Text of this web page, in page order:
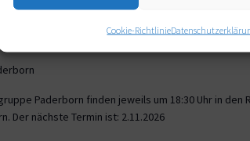
Cookie-Richtlinie
21:30
Paderborn
Paderborn finden jeweils um 18:30 Uhr in den
Der nächste Termin ist: 2.11.2026